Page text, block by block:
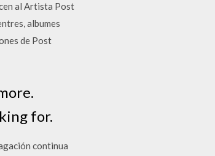
al Artista Post
albumes
de Post
for.
continua